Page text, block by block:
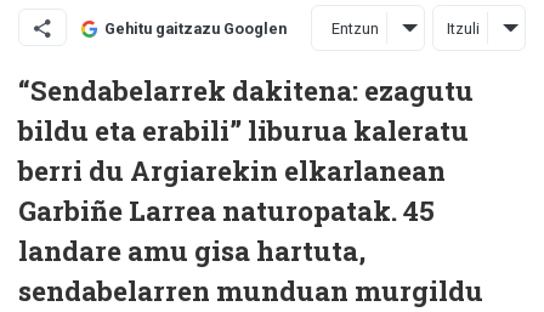
Gehitu gaitzazu Googlen Entzun Itzuli
“Sendabelarrek dakitena: ezagutu
bildu eta erabili” liburua kaleratu
berri du Argiarekin elkarlanean
Garbiñe Larrea naturopatak. 45
landare amu gisa hartuta,
sendabelarren munduan murgildu